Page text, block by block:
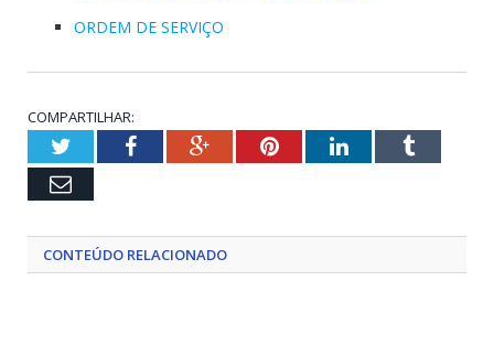
ORDEM DE SERVIÇO
COMPARTILHAR:
TwitterFacebookGoogle+PinterestLinkedInTumblr
Email
CONTEÚDO RELACIONADO